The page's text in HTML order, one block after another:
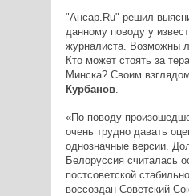
"Ансар.Ru" решил
данному поводу у
журналиста. Возможны
Кто может стоять за
Минска? Своим
Курбанов.
«По поводу
очень трудно давать
однозначные версии.
Белоруссия считалась
постсоветской
воссоздан Советский